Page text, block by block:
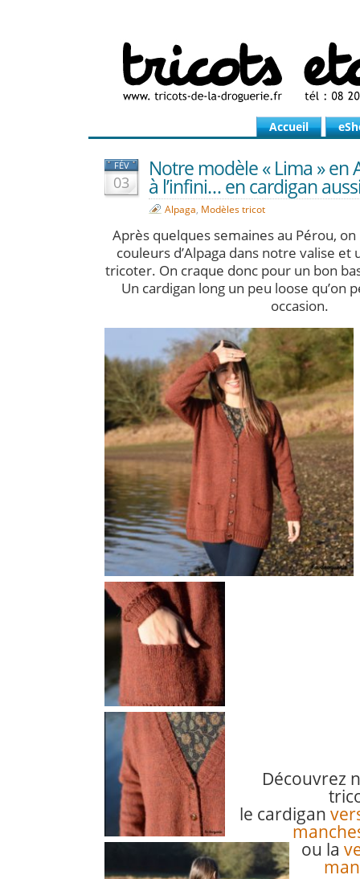
Accueil
FÉV
03
Notre modèle « Lima » en
à l’infini… en cardigan
Alpaga, Modèles tricot
Après quelques semaines au Pérou,
couleurs d’Alpaga dans notre valise et
tricoter. On craque donc pour un bon
Un cardigan long un peu loose qu’on
occasion.
Découvrez
le cardigan
ou la